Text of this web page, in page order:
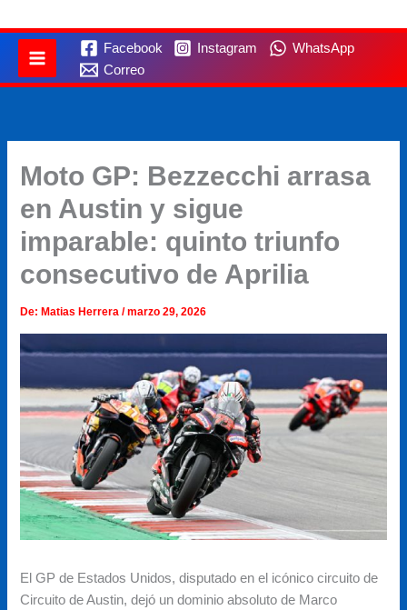
Facebook Instagram
WhatsApp
Correo
Moto GP: Bezzecchi arrasa
en Austin y sigue
imparable: quinto triunfo
consecutivo de Aprilia
De: Matias Herrera/marzo 29, 2026
El GP de Estados Unidos, disputado en el icónico circuito de
Circuito de Austin, dejó un dominio absoluto de Marco